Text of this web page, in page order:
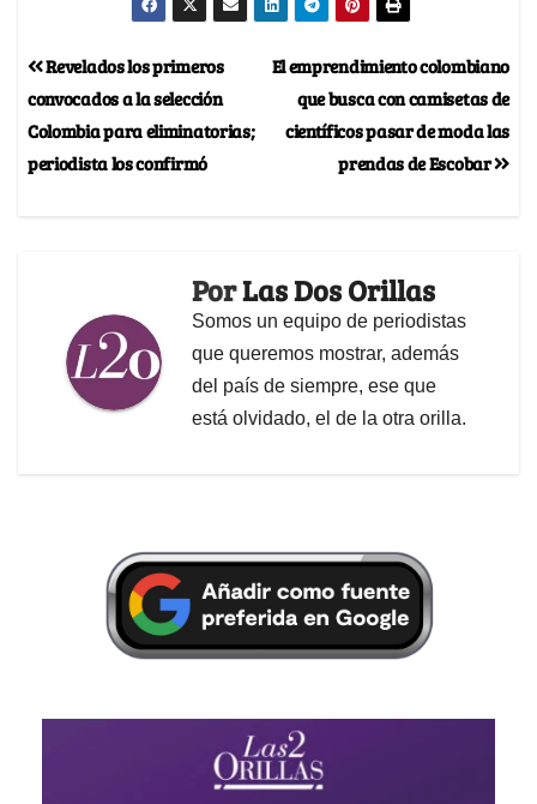
El emprendimiento colombiano
que busca con camisetas de
científicos pasar de moda las
prendas de Escobar
Revelados los primeros
convocados a la selección
Colombia para eliminatorias;
periodista los confirmó
PorLas Dos Orillas
Somos un equipo de periodistas
que queremos mostrar, además
del país de siempre, ese que
está olvidado, el de la otra orilla.